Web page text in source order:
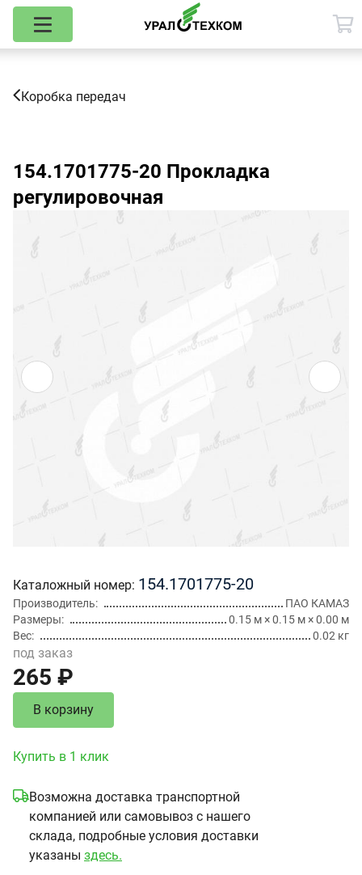
Коробка передач
154.1701775-20 Прокладка
регулировочная
Каталожный номер 154.1701775-20
Производитель
ПАО КАМАЗ
Размеры
0.15 м × 0.15 м × 0.00 м
Вес
0.02 кг
под заказ
265 ₽
В корзину
Купить в 1 клик
Возможна доставка транспортной
компанией или самовывоз с нашего
склада, подробные условия доставки
указаны здесь.